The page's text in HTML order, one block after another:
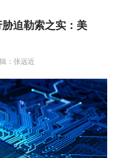
迫勒索之实：美
：张远近